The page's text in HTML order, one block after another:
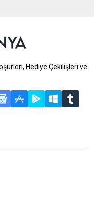
Hediye Çekilişleri ve